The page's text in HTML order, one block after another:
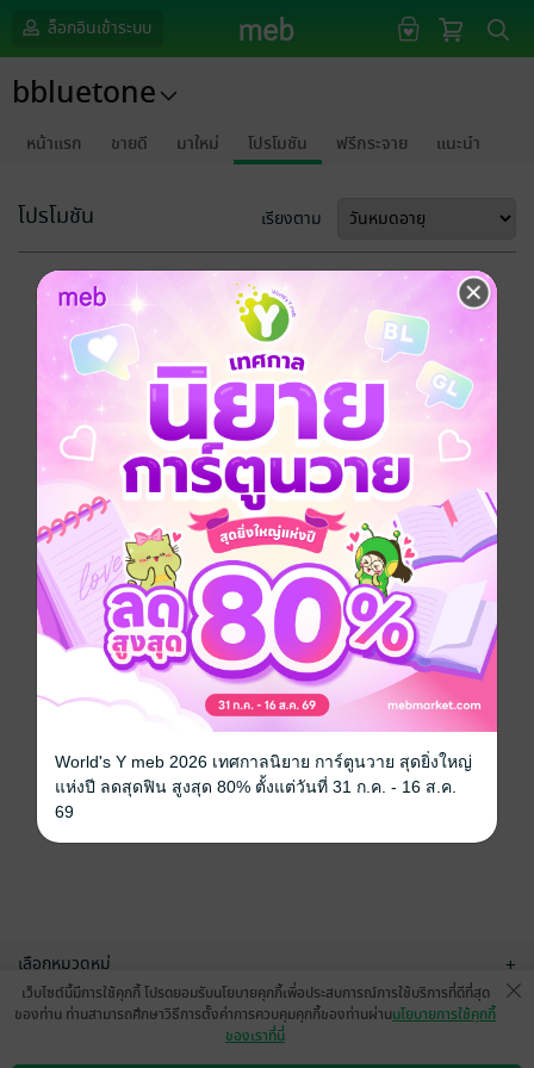
ล็อกอินเข้าระบบ
bbluetone
หน้าแรก ขายดี มาใหม่ โปรโมชัน ฟรีกระจาย แนะนำ
โปรโมชัน เรียงตาม
ขออภัยด้วยนะคะ
ไม่พบข้อมูลในหัวข้อที่คุณกำลังชมค่ะ
เลือกหมวดหมู่ +
บริการช่วยเหลือ
เว็บไซต์นี้มีการใช้คุกกี้ โปรดยอมรับนโยบายคุกกี้เพื่อประสบการณ์การใช้บริการที่ดีที่สุด
ของท่าน ท่านสามารถศึกษาวิธีการตั้งค่าการควบคุมคุกกี้ของท่านผ่านนโยบายการใช้คุกกี้
ของเราที่นี่
World's Y meb 2026 เทศกาลนิยาย การ์ตูนวาย สุดยิ่งใหญ่
แห่งปี ลดสุดฟิน สูงสุด 80% ตั้งแต่วันที่ 31 ก.ค. - 16 ส.ค.
69